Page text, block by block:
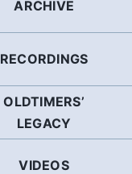
ARCHIVE
RECORDINGS
OLDTIMERS’
LEGACY
VIDEOS